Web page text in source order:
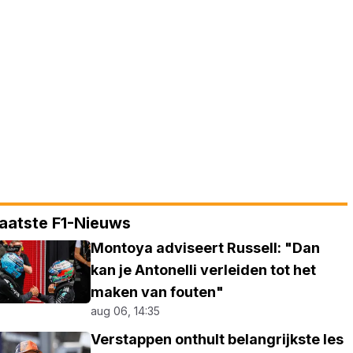
F1-Nieuws
Montoya adviseert Russell: "Dan
kan je Antonelli verleiden tot het
maken van fouten"
aug 06, 14:35
Verstappen onthult belangrijkste les